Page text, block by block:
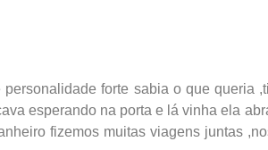
forte sabia o que queria
esperando na porta e lá vinha ela
fizemos muitas viagens juntas